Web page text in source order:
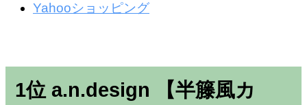
Yahooショッピング
1位 a.n.design 【半籐風カ